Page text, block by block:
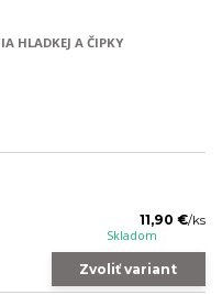
HLADKEJ A ČIPKY
11,90 €/ks
Skladom
Zvoliť variant